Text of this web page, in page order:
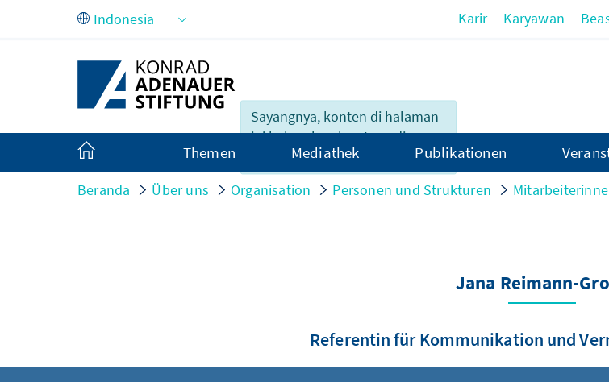
Skip to Main Content
Sayangnya, konten di halaman
ini belum lengkap tersedia
dalam Indonesia.
Karir Karyawan
Themen Mediathek Publikationen
Beranda Über uns Organisation Personen und Strukturen
Jana Reimann-
Referentin für Kommunikation und